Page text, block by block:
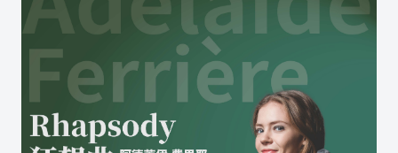
聲子樂集 Phonon Music
聲子藝棧 × 聲子咖啡
Youtube